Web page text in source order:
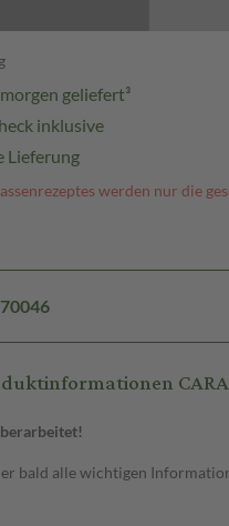
geliefert³
inklusive
Lieferung
werden nur die
bald alle wichtigen